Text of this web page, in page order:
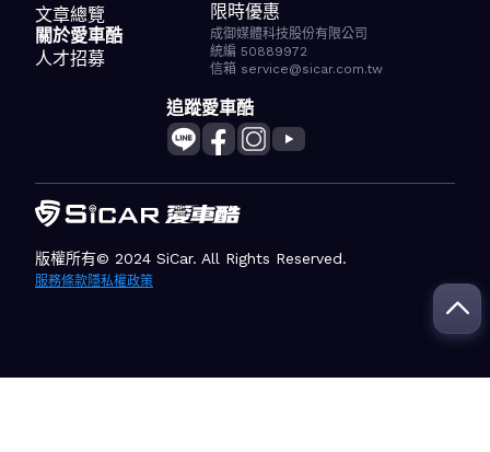
文章總覽
限時優惠
關於愛車酷
人才招募
成御媒體科技股份有限公司
統編 50889972
信箱 service@sicar.com.tw
追蹤愛車酷
版權所有© 2024 SiCar. All Rights Reserved.
服務條款隱私權政策